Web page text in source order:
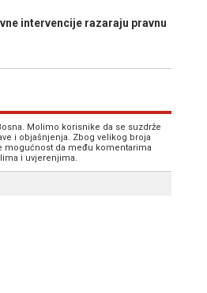
intervencije razaraju pravnu
Molimo korisnike da se suzdrže
i objašnjenja. Zbog velikog broja
mogućnost da među komentarima
i uvjerenjima.